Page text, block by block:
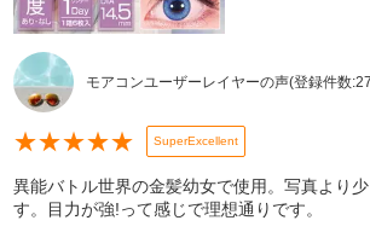
モアコンユーザーレイヤーの声(登録件数:27
★★★★★ SuperExcellent
異能バトル世界の金髪幼女で使用。写真より
す。目力が強!って感じで理想通りです。